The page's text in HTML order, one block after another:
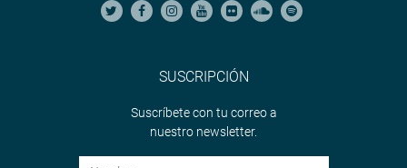
SUSCRIPCIÓN
Suscríbete con tu correo a
nuestro newsletter.